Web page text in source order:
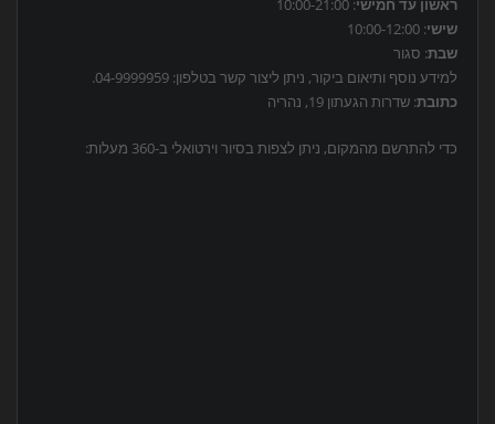
ראשון עד חמישי: 10:00-21:00
שישי: 10:00-12:00
שבת: סגור
למידע נוסף ותיאום ביקור, ניתן ליצור קשר בטלפון: 04-9999959.
כתובת: שדרות הגעתון 19, נהריה
כדי להתרשם מהמקום, ניתן לצפות בסיור וירטואלי ב-360 מעלות: